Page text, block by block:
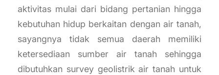
aktivitas mulai dari bidang pertanian hingga
kebutuhan hidup berkaitan dengan air tanah,
sayangnya tidak semua daerah memiliki
ketersediaan sumber air tanah sehingga
dibutuhkan survey geolistrik air tanah untuk